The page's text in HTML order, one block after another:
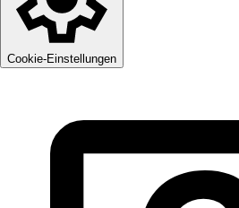
Cookie-Einstellungen